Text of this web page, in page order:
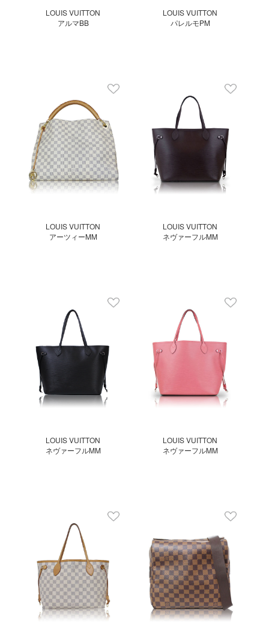
LOUIS VUITTON
アルマBB
LOUIS VUITTON
パレルモPM
LOUIS VUITTON
アーツィーMM
LOUIS VUITTON
ネヴァーフルMM
LOUIS VUITTON
ネヴァーフルMM
LOUIS VUITTON
ネヴァーフルMM